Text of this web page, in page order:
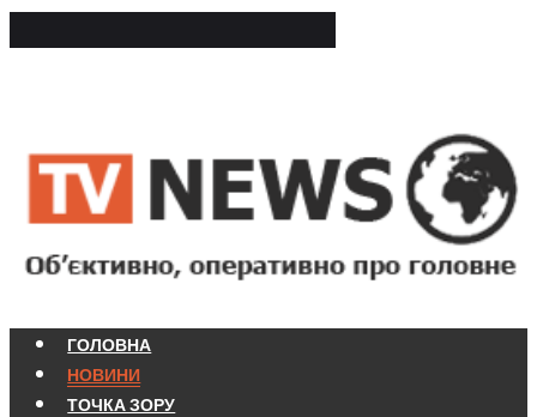
ГОЛОВНА
НОВИНИ
ТОЧКА ЗОРУ